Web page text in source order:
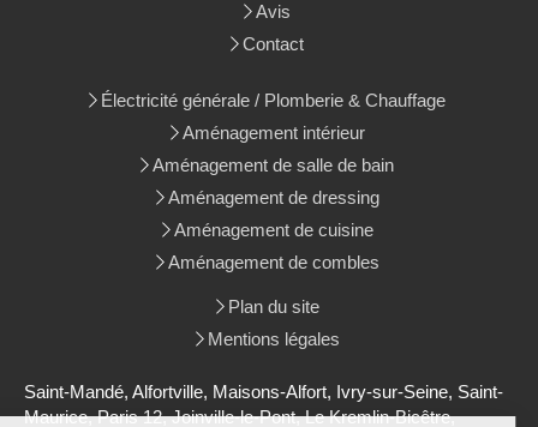
Avis
Contact
Électricité générale / Plomberie & Chauffage
Aménagement intérieur
Aménagement de salle de bain
Aménagement de dressing
Aménagement de cuisine
Aménagement de combles
Plan du site
Mentions légales
Saint-Mandé, Alfortville, Maisons-Alfort, Ivry-sur-Seine, Saint-
Maurice, Paris 12, Joinville-le-Pont, Le Kremlin-Bicêtre,